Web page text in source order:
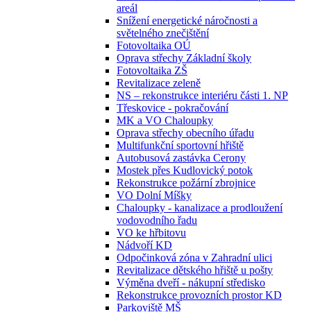
areál
Snížení energetické náročnosti a
světelného znečištění
Fotovoltaika OÚ
Oprava střechy Základní školy
Fotovoltaika ZŠ
Revitalizace zeleně
NS – rekonstrukce interiéru části 1. NP
Třeskovice - pokračování
MK a VO Chaloupky
Oprava střechy obecního úřadu
Multifunkční sportovní hřiště
Autobusová zastávka Cerony
Mostek přes Kudlovický potok
Rekonstrukce požární zbrojnice
VO Dolní Míšky
Chaloupky - kanalizace a prodloužení
vodovodního řadu
VO ke hřbitovu
Nádvoří KD
Odpočinková zóna v Zahradní ulici
Revitalizace dětského hřiště u pošty
Výměna dveří - nákupní středisko
Rekonstrukce provozních prostor KD
Parkoviště MŠ